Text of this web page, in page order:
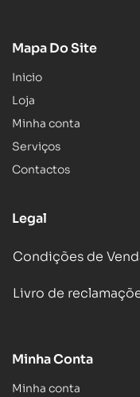
Mapa Do Site
Inicio
Loja
Minha conta
Serviços
Contactos
Legal
Condições de
Livro de
Minha Conta
Minha conta